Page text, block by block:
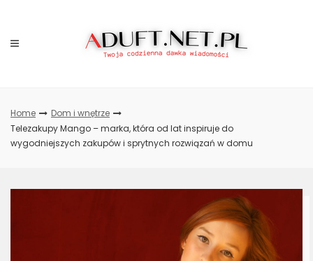
Home
Dom i wnętrze
Telezakupy Mango – marka, która od lat inspiruje do
wygodniejszych zakupów i sprytnych rozwiązań w domu